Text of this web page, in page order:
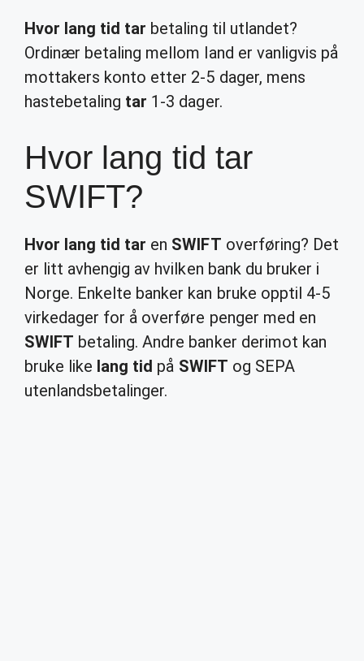
Hvor lang tid tar betaling til utlandet?
Ordinær betaling mellom land er vanligvis på
mottakers konto etter 2-5 dager, mens
hastebetaling tar 1-3 dager.
Hvor lang tid tar
SWIFT?
Hvor lang tid tar en SWIFT overføring? Det
er litt avhengig av hvilken bank du bruker i
Norge. Enkelte banker kan bruke opptil 4-5
virkedager for å overføre penger med en
SWIFT betaling. Andre banker derimot kan
bruke like lang tid på SWIFT og SEPA
utenlandsbetalinger.